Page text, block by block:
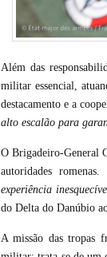
Além das
militar essencial,
destacamento e a
alto escalão para
O Brigadeiro-General
autoridades romenas.
experiência
do Delta do Danúbio
A missão das tropas